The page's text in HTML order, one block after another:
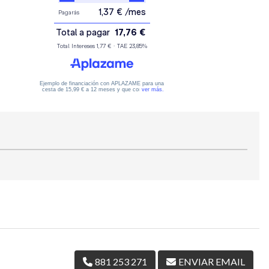
881 253 271 ENVIAR EMAIL